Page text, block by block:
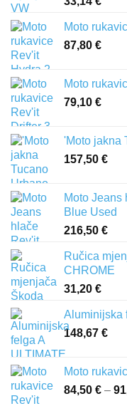
Moto
87,80 €
Moto
79,10 €
'Moto jakna
157,50 €
Moto Jeans
Blue Used
216,50 €
Ručica
CHROME
31,20 €
Aluminijska
148,67 €
Moto
84,50 € –